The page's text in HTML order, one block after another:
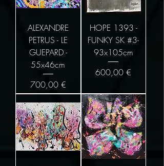
ALEXANDRE
PETRUS - LE
GUEPARD -
55x46cm
Prix
700,00 €
HOPE 1393 -
FUNKY SK #3-
93x105cm
Prix
600,00 €